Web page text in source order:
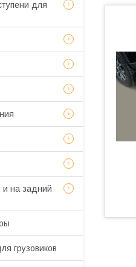
для
и на задний
грузовиков